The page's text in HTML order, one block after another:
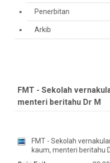
Penerbitan
Arkib
FMT - Sekolah
menteri beritahu Dr M
FMT - Sekolah
kaum, menteri beritahu